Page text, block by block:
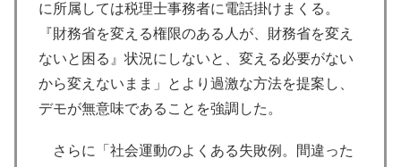
に所属しては税理士事務者に電話掛けまくる。
『財務省を変える権限のある人が、財務省を変え
ないと困る』状況にしないと、変える必要がない
から変えないまま」とより過激な方法を提案し、
デモが無意味であることを強調した。
さらに「社会運動のよくある失敗例。間違った